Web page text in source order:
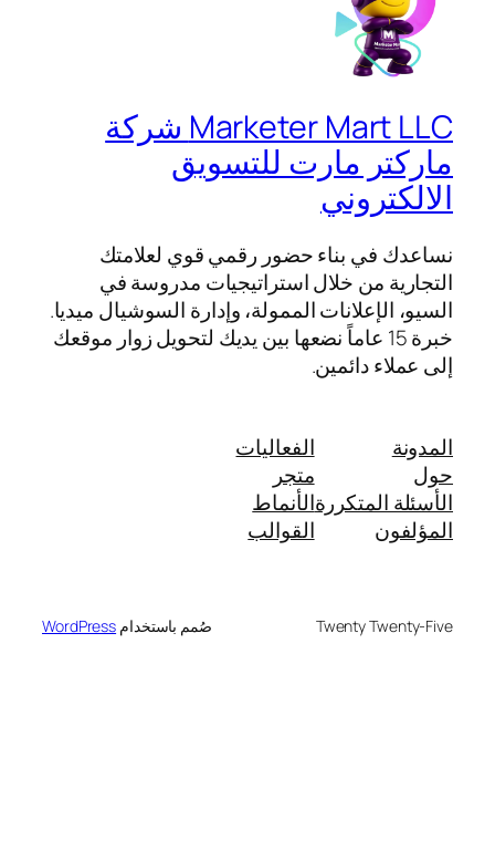
Marketer Mart LLC شركة
ماركتر مارت للتسويق
الالكتروني
نساعدك في بناء حضور رقمي قوي لعلامتك
التجارية من خلال استراتيجيات مدروسة في
السيو، الإعلانات الممولة، وإدارة السوشيال ميديا.
خبرة 15 عاماً نضعها بين يديك لتحويل زوار موقعك
إلى عملاء دائمين.
المدونة
حول
الأسئلة المتكررة
المؤلفون
الفعاليات
متجر
الأنماط
القوالب
Twenty Twenty-Five صُمم باستخدامWordPress